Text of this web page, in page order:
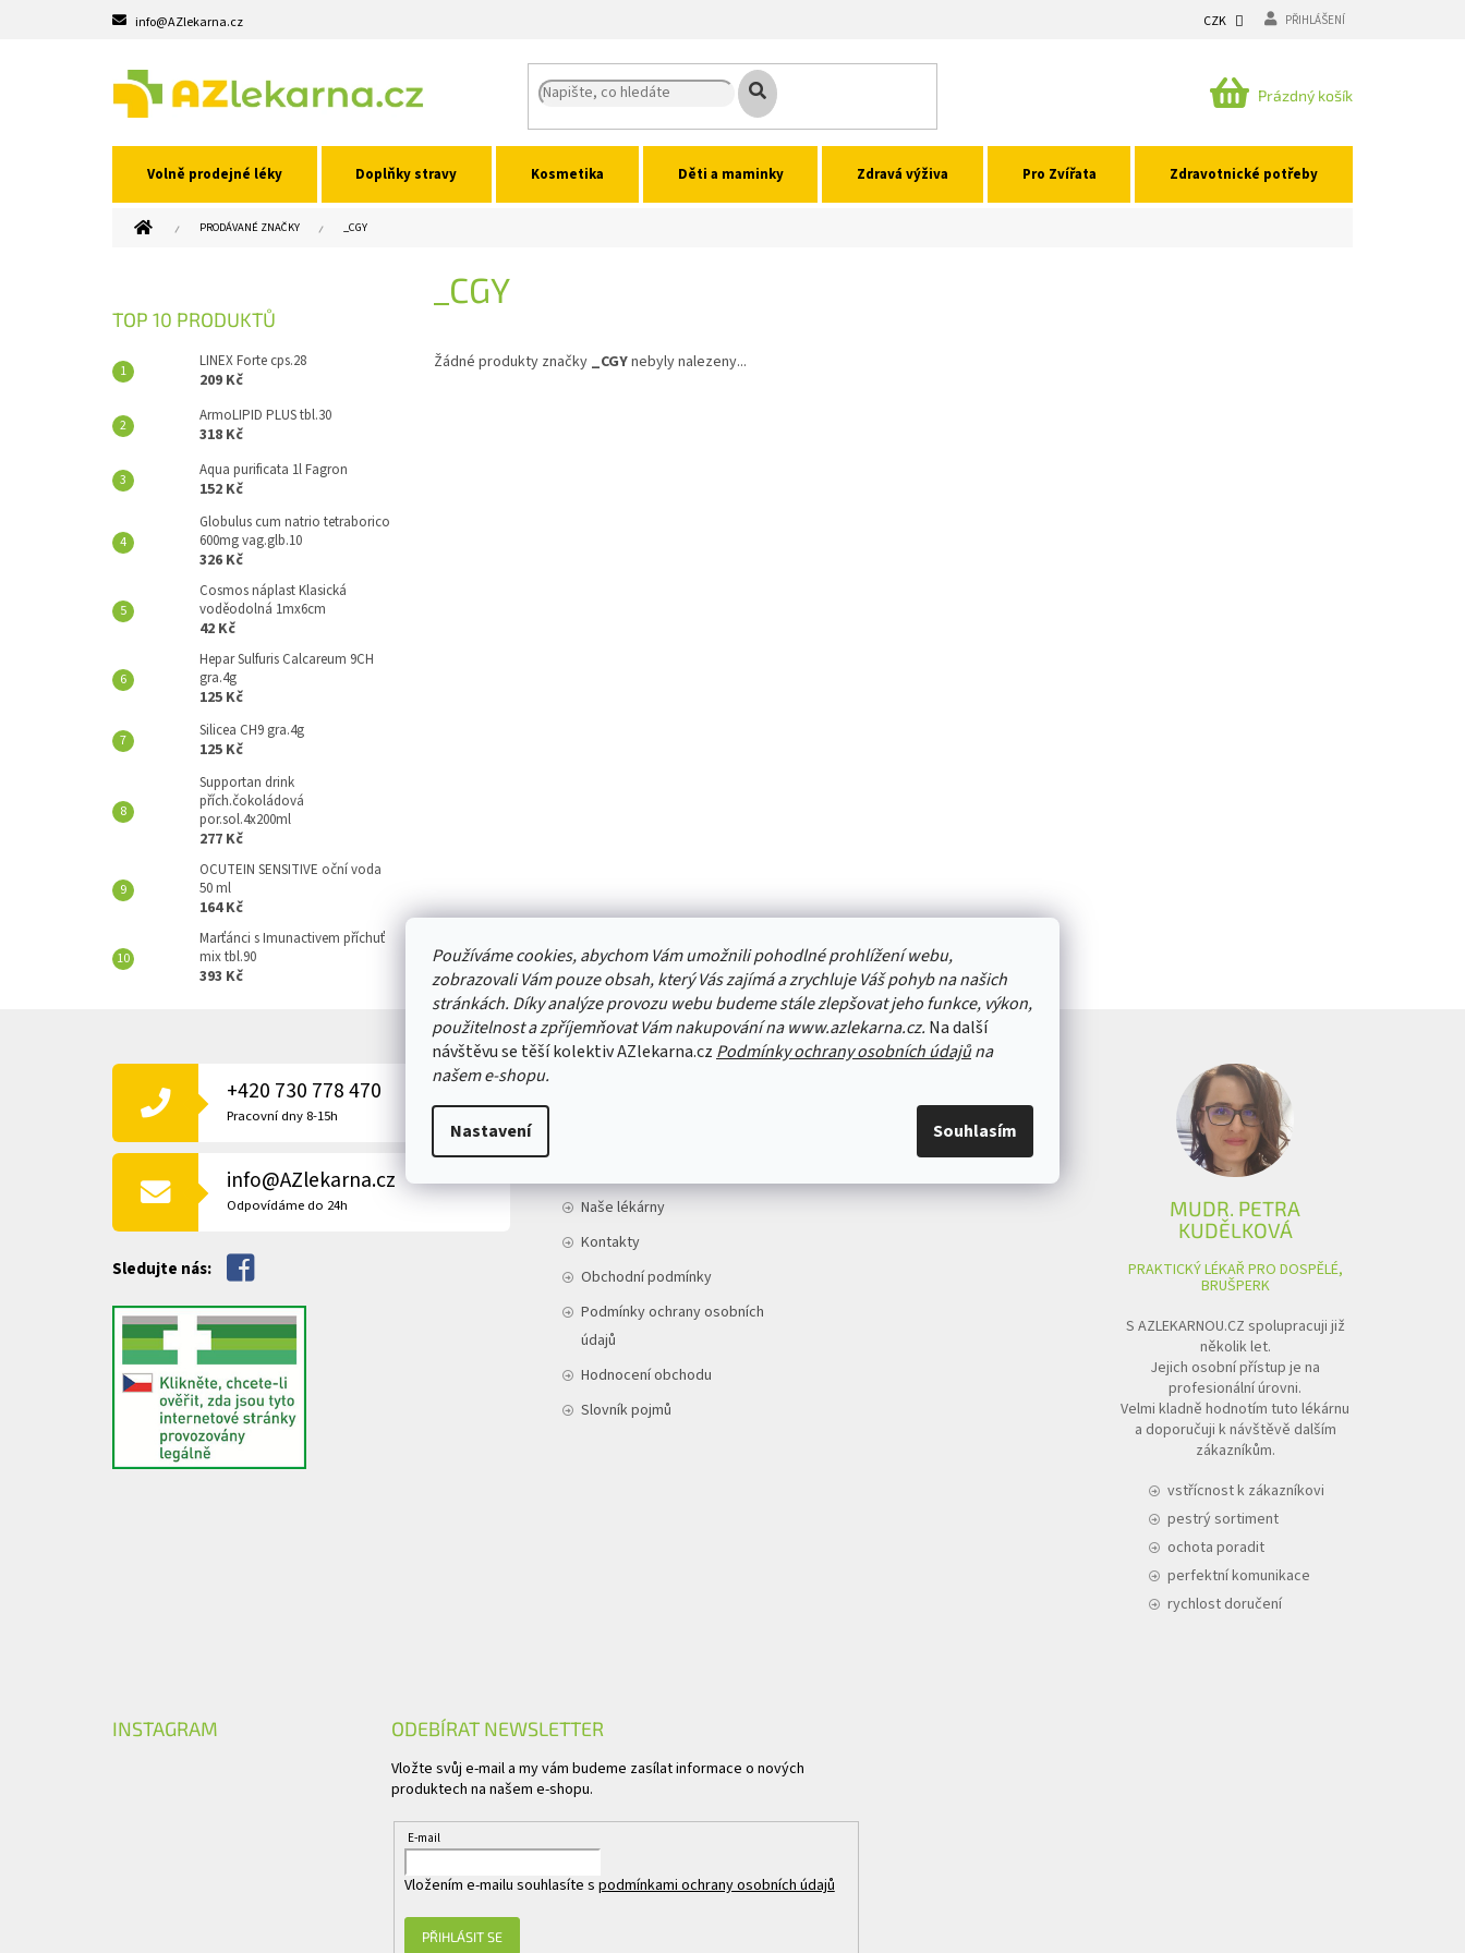
Používáme cookies, abychom Vám umožnili pohodlné prohlížení webu,
zobrazovali Vám pouze obsah, který Vás zajímá a zrychluje Váš pohyb na našich
stránkách. Díky analýze provozu webu budeme stále zlepšovat jeho funkce, výkon,
použitelnost a zpříjemňovat Vám nakupování na www.azlekarna.cz. Na další
návštěvu se těší kolektiv AZlekarna.cz Podmínky ochrany osobních údajůna
našem e-shopu.
Nastavení Souhlasím
info@AZlekarna.cz CZK PŘIHLÁŠENÍ
NÁKUPNÍ
Prázdný košík
Volně prodejné léky Doplňky stravy Kosmetika Děti a maminky Zdravá výživa Pro Zvířata Zdravotnické potřeby
DOMŮ PRODÁVANÉ ZNAČKY _CGY
TOP 10 PRODUKTŮ
LINEX Forte cps.28
209 Kč
ArmoLIPID PLUS tbl.30
318 Kč
Aqua purificata 1l Fagron
152 Kč
Globulus cum natrio tetraborico
600mg vag.glb.10
326 Kč
Cosmos náplast Klasická
voděodolná 1mx6cm
42 Kč
Hepar Sulfuris Calcareum 9CH
gra.4g
125 Kč
Silicea CH9 gra.4g
125 Kč
Supportan drink
přích.čokoládová
por.sol.4x200ml
277 Kč
OCUTEIN SENSITIVE oční voda
50 ml
164 Kč
Marťánci s Imunactivem příchuť
mix tbl.90
393 Kč
_CGY
Žádné produkty značky _CGYnebyly nalezeny...
+420 730 778 470
Pracovní dny 8-15h
info@AZlekarna.cz
Odpovídáme do 24h
Sledujte nás:
Naše lékárny
Kontakty
Obchodní podmínky
Podmínky ochrany osobních
údajů
Hodnocení obchodu
Slovník pojmů
MUDR. PETRA
KUDĚLKOVÁ
PRAKTICKÝ LÉKAŘ PRO DOSPĚLÉ,
BRUŠPERK
S AZLEKARNOU.CZ spolupracuji již
několik let.
Jejich osobní přístup je na
profesionální úrovni.
Velmi kladně hodnotím tuto lékárnu
a doporučuji k návštěvě dalším
zákazníkům.
vstřícnost k zákazníkovi
pestrý sortiment
ochota poradit
perfektní komunikace
rychlost doručení
INSTAGRAM ODEBÍRAT NEWSLETTER
Vložte svůj e-mail a my vám budeme zasílat informace o nových
produktech na našem e-shopu.
E-mail
Vložením e-mailu souhlasíte s podmínkami ochrany osobních údajů
PŘIHLÁSIT SE